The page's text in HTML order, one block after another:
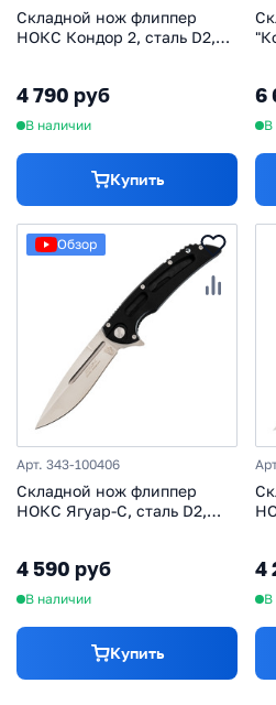
Складной нож флиппер
НОКС Кондор 2, сталь D2,
4 790 руб
В наличии
Купить
6
В
Обзор
Арт. 343-100406
Складной нож флиппер
НОКС Ягуар-С, сталь D2,
4 590 руб
В наличии
Купить
4
В